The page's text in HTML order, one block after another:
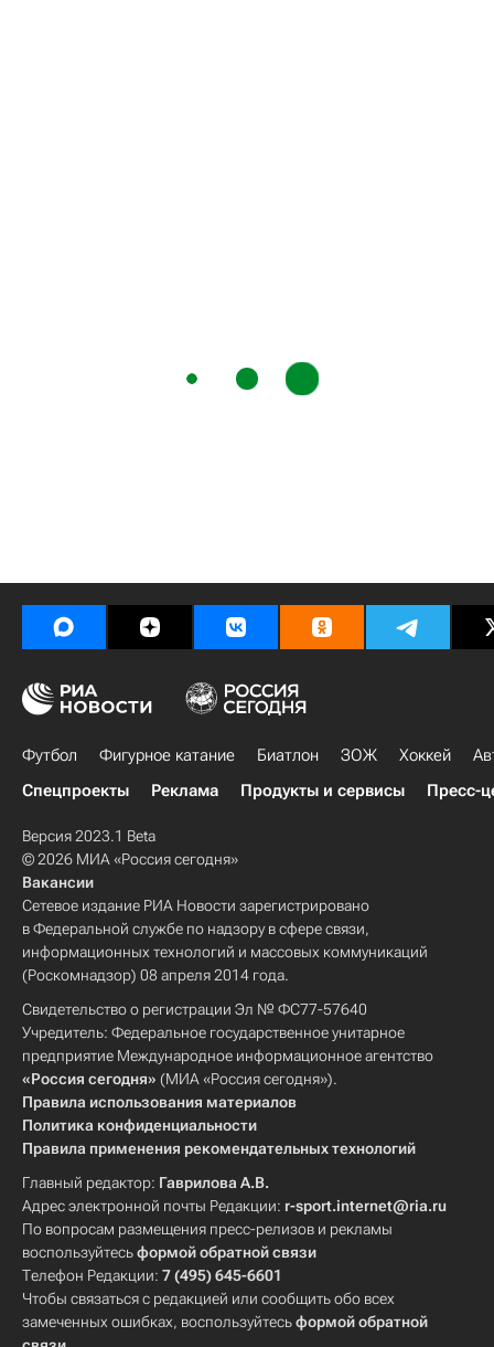
Футбол Фигурное катание Биатлон ЗОЖ Хоккей
Спецпроекты
Реклама Продукты и сервисы Пресс-
Версия 2023.1 Beta
© 2026 МИА «Россия сегодня»
Вакансии
Сетевое издание РИА Новости зарегистрировано
в Федеральной службе по надзору в сфере связи,
информационных технологий и массовых коммуникаций
(Роскомнадзор) 08 апреля 2014 года.
Свидетельство о регистрации Эл № ФС77-57640
Учредитель: Федеральное государственное унитарное
предприятие Международное информационное агентство
«Россия сегодня» (МИА «Россия сегодня»).
Правила использования материалов
Политика конфиденциальности
Правила применения рекомендательных технологий
Главный редактор: Гаврилова А.В.
Адрес электронной почты Редакции: r-sport.internet@ria.ru
По вопросам размещения пресс-релизов и рекламы
воспользуйтесьформой обратной связи
Телефон Редакции: 7 (495) 645-6601
Чтобы связаться с редакцией или сообщить обо всех
замеченных ошибках, воспользуйтесьформой обратной